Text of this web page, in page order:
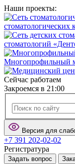
Наши проекты:
стоматологических
стоматологий
Многопрофильный
Сейчас работаем
Закроемся в 21:00
Версия для
+7 391 202-02-02
Регистратура
Задать вопрос